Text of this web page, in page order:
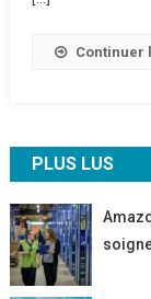
Continuer
PLUS LUS